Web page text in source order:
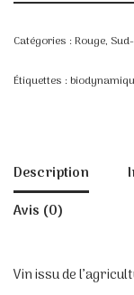
Catégories : Rouge,
Étiquettes :
Description
Avis (0)
Vin issu de